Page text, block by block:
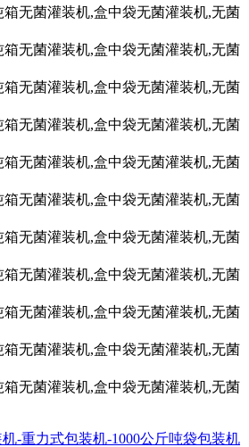
-重力式包装机-1000公斤吨袋包装机